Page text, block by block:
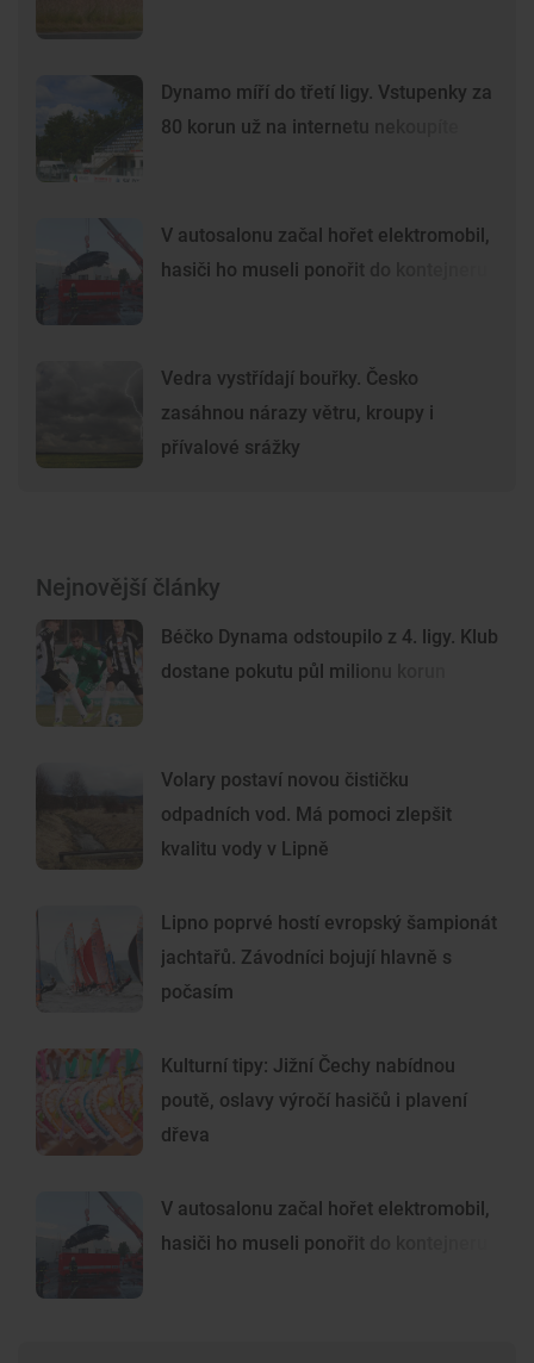
Dynamo míří do třetí ligy. Vstupenky za
80 korun už na internetu nekoupíte
V autosalonu začal hořet elektromobil,
hasiči ho museli ponořit do kontejneru
Vedra vystřídají bouřky. Česko
zasáhnou nárazy větru, kroupy i
přívalové srážky
Nejnovější články
Béčko Dynama odstoupilo z 4. ligy. Klub
dostane pokutu půl milionu korun
Volary postaví novou čističku
odpadních vod. Má pomoci zlepšit
kvalitu vody v Lipně
Lipno poprvé hostí evropský šampionát
jachtařů. Závodníci bojují hlavně s
počasím
Kulturní tipy: Jižní Čechy nabídnou
poutě, oslavy výročí hasičů i plavení
dřeva
V autosalonu začal hořet elektromobil,
hasiči ho museli ponořit do kontejneru